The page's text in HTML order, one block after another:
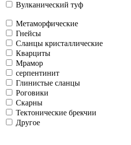
Вулканический туф
Метаморфические
Гнейсы
Сланцы кристаллические
Кварциты
Мрамор
серпентинит
Глинистые сланцы
Роговики
Скарны
Тектонические брекчии
Другое